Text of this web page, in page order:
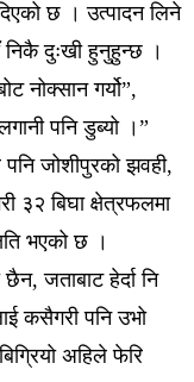
छ । उत्पादन लिने
निकै दुःखी हुनुहुन्छ ।
नोक्सान गर्यो”,
पनि डुब्यो ।”
जोशीपुरको झवही,
३२ बिघा क्षेत्रफलमा
भएको छ ।
जताबाट हेर्दा नि
कसैगरी पनि उभो
अहिले फेरि